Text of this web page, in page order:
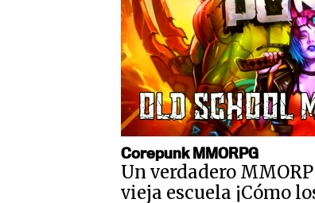
Corepunk MMORPG
Un verdadero
vieja escuela ¡Cómo